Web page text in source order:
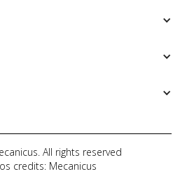
All rights reserved
credits: Mecanicus